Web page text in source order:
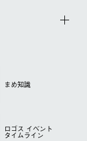
まめ知識
ロゴス イベント
タイムライン